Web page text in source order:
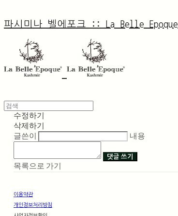
파시미나 벨에포크 :: La Belle Epoque
수정하기
삭제하기
글쓴이
내용
댓글 쓰기
목록으로 가기
이용약관
개인정보처리방침